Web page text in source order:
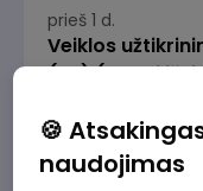
prieš 1 d.
Veiklos
(-ė)
2610 - 3910 €/
🍪
naudojimas